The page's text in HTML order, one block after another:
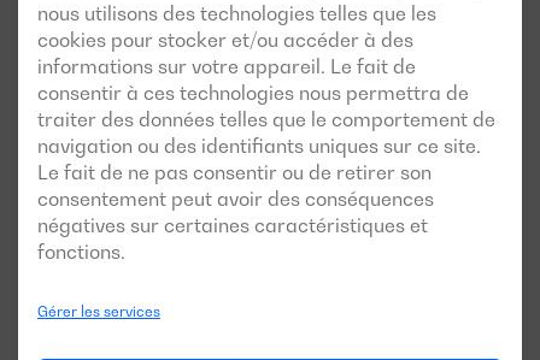
nous utilisons des technologies telles que les
cookies pour stocker et/ou accéder à des
informations sur votre appareil. Le fait de
consentir à ces technologies nous permettra de
traiter des données telles que le comportement de
navigation ou des identifiants uniques sur ce site.
Le fait de ne pas consentir ou de retirer son
consentement peut avoir des conséquences
négatives sur certaines caractéristiques et
fonctions.
Gérer les services
Inclure une marge de sécurité dans la
puissance estimée
En plus de prendre en compte les pics de démarrage et le
facteur de simultanéité, il est recommandé d'ajouter une
marge de sécuritéà la puissance estimée. Cette marge
permet de couvrir les imprévus tels que l'installation de
nouveaux équipements à l'avenir ou les augmentations
ponctuelles de la demande. Dans tous les cas, cette marge
surdimensionnements injustifiés du groupe électrogène,